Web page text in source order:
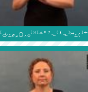
